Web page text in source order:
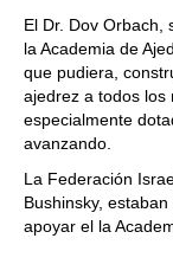
El Dr. Dov Orbach,
la Academia de
que pudiera,
ajedrez a todos los
especialmente
avanzando.
La Federación
Bushinsky,
apoyar el la